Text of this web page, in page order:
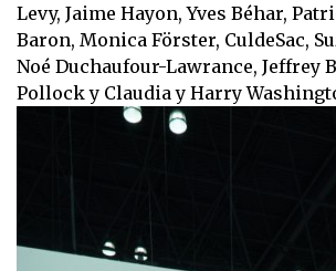
Levy, Jaime Hayon, Yves Béhar,
Baron, Monica Förster, CuldeSac,
Noé Duchaufour-Lawrance, Jeffrey
Pollock y Claudia y Harry